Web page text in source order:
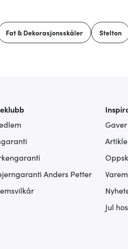
Fat & Dekorasjonsskåler Stelton
Anders Petter
Gaver
Jul